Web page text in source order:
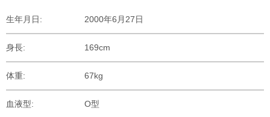
生年月日 2000年6月27日
身長 169cm
体重 67kg
血液型 O型